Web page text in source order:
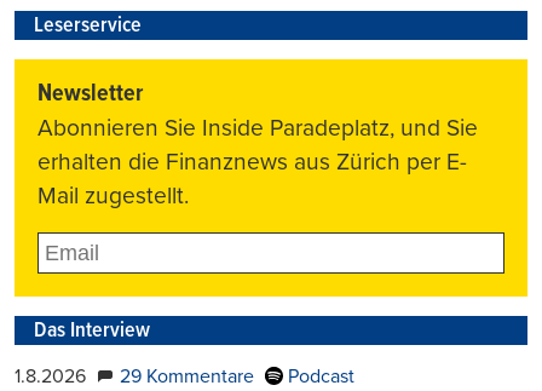
Leserservice
Newsletter
Abonnieren Sie Inside Paradeplatz, und Sie
erhalten die Finanznews aus Zürich per E-
Mail zugestellt.
Das Interview
1.8.2026 29 Kommentare Podcast